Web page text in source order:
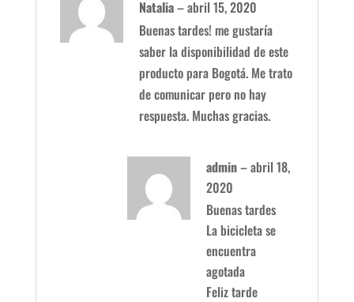
Valorado
con4de 5
Natalia–abril 15, 2020
Buenas tardes! me gustaría
saber la disponibilidad de este
producto para Bogotá. Me trato
de comunicar pero no hay
respuesta. Muchas gracias.
admin–abril 18,
2020
Buenas tardes
La bicicleta se
encuentra
agotada
Feliz tarde